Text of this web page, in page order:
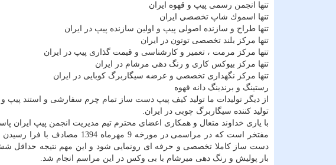
تنها انجمن رسمی پيپ و قهوه ايران
تنها اسموك شاپ تخصصي ايران
تنها طراح و سازنده اصولی پيپ و اولين سازنده پيپ در ايران
تنها مركز بلند تخصصی توتون در ايران
تنها مركز مرمت ، تعمير و كارشناسی و قيمت گذاری پيپ در ايران
تنها مركز بيوكس كاری و رنگ دهی مرشام در ايران
تنها مركز نگهداری تخصصي و عرضه سيگاربرگ كوبايی در ايران
رستينگ و برندينگ دانه قهوه
از دیگر تولیدات ما تولید کیف پیپ دست ساز تمام چرم سفارشی و استند پيپ و
تولید کننده سیگاربرگ چوبی در ایران.
با یاری خداوند متعال و همکاری اعضای محترم تیم مدیریت انجمن پیپ ایران
دست ساز کاملا تخصصی و حرفه ای رونمایی شود و این مهم نتیجه حداقل شش
بار پولیش و رنگ دهی میرشام با بی وکس در این مراسم انجام شد.